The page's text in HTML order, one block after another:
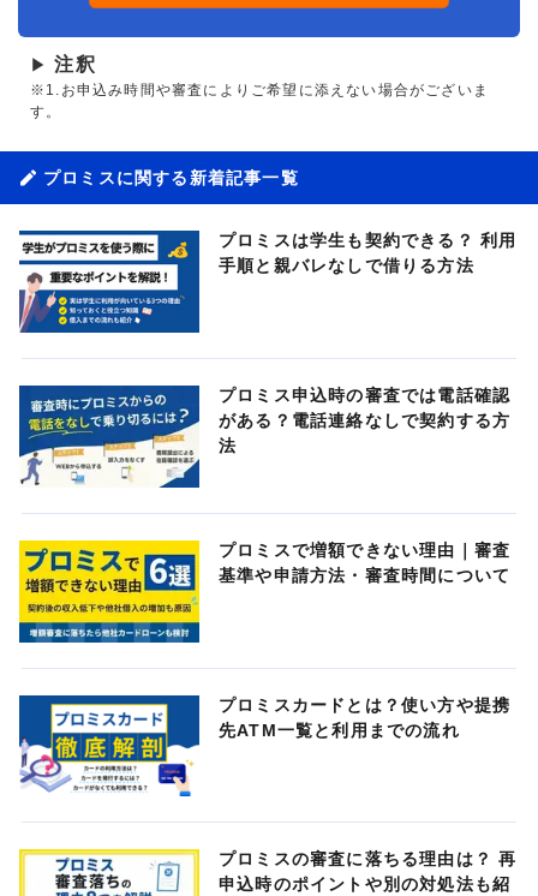
▶ 注釈
※1.お申込み時間や審査によりご希望に添えない場合がございま
す。
プロミスに関する新着記事一覧
プロミスは学生も契約できる？ 利用
手順と親バレなしで借りる方法
プロミス申込時の審査では電話確認
がある？電話連絡なしで契約する方
法
プロミスで増額できない理由｜審査
基準や申請方法・審査時間について
プロミスカードとは？使い方や提携
先ATM一覧と利用までの流れ
プロミスの審査に落ちる理由は？ 再
申込時のポイントや別の対処法も紹